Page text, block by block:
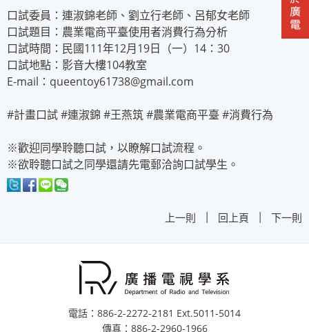
口試委員：連淑錦老師、劉立行老師、呂郁女老師
口試題目：農業電商平臺使用者消費行為分析
口試時間：民國111年12月19日（一）14：30
口試地點：影音大樓104教室
E-mail：queentoy61738@gmail.com
#計畫口試 #連淑錦 #王燕筑 #農業電商平臺 #消費行為
※歡迎同學聆聽口試，以瞭解口試流程。
※欲聆聽口試之同學還請先電郵洽詢口試學生。
上一則 | 回上頁 | 下一則
電話：886-2-2272-2181 Ext.5011-5014
傳真：886-2-2960-1966